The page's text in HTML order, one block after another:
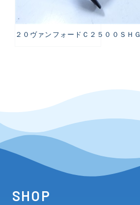
２０ヴァンフォードＣ２５００ＳＨＧ
SHOP